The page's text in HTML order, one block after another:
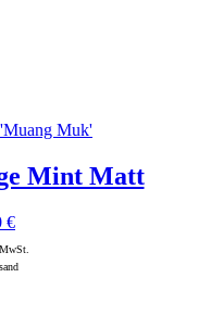
Muk'
Mint Matt
€